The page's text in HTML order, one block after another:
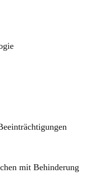
mit Behinderung